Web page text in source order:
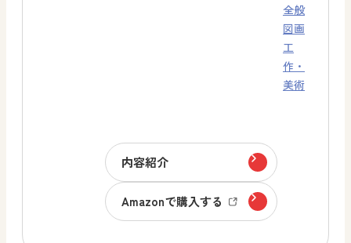
全般
図画
工
作・
美術
内容紹介
Amazonで購入する